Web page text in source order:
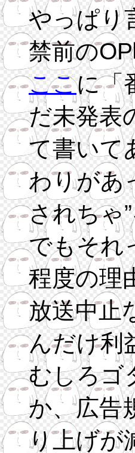
やっぱり
禁前の
ここに「
だ未発表
て書いて
わりがあ
されちゃ
でもそれ
程度の理
放送中止
んだけ利
むしろゴ
か、広告
り上げが